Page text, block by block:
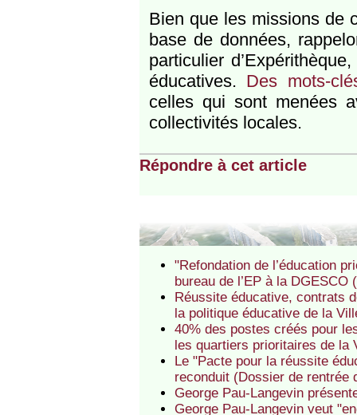
Bien que les missions de
base de données,
particulier
éducatives. Des mots-
celles qui sont menées
collectivités locales.
Répondre à cet article
"Refondation de l’éducation
bureau de l’EP à la
Réussite éducative, contrats
la politique éducative de la
40% des postes créés pour
les quartiers prioritaires de la
Le "Pacte pour la réussite
reconduit (Dossier de rentrée
George Pau-Langevin
George Pau-Langevin veut